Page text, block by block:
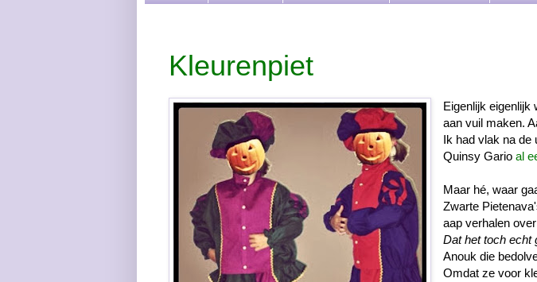
Kleurenpiet
Eigenlijk eigenlijk
aan vuil maken.
Ik had vlak na de
Quinsy Garioal
Maar hé, waar
Zwarte
aap verhalen
Dat het toch echt
Anouk die
Omdat ze voor